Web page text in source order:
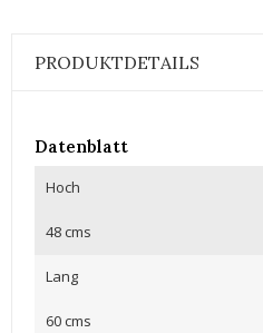
PRODUKTDETAILS
Datenblatt
Hoch
48 cms
Lang
60 cms